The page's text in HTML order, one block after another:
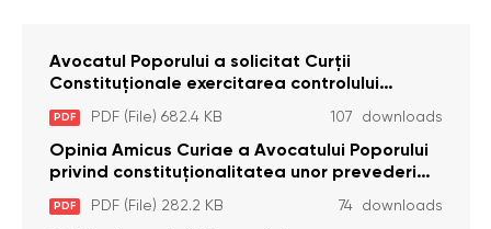
Avocatul Poporului a solicitat Curţii
Constituţionale exercitarea controlului
constituţionalităţii unor prevederi cu privire la
plata alocației sociale de stat persoanelor
cu dizabilitați care sunt private de liberate
PDF PDF (File) 682.4 KB 107 downloads
Opinia Amicus Curiae a Avocatului Poporului
privind constituționalitatea unor prevederi
care interzic angajarea în organizațiile de
pază particulară a persoanelor condamnate
PDF PDF (File) 282.2 KB 74 downloads